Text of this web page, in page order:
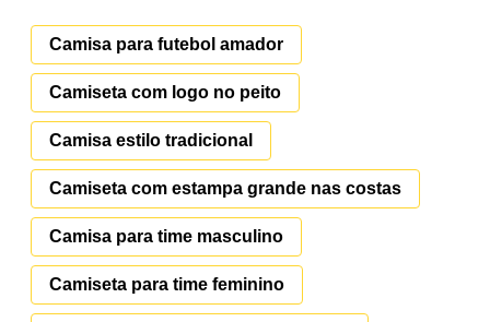
Camisa para futebol amador
Camiseta com logo no peito
Camisa estilo tradicional
Camiseta com estampa grande nas costas
Camisa para time masculino
Camiseta para time feminino